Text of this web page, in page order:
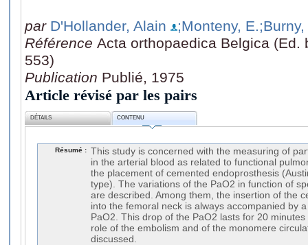
par D'Hollander, Alain ;Monteny, E.
Référence Acta orthopaedica Belgica (Ed.
553)
Publication Publié, 1975
Article révisé par les pairs
DÉTAILS CONTENU
Résumé : This study is concerned with the measuring of
in the arterial blood as related to functional
the placement of cemented endoprosthesis
type). The variations of the PaO2 in function of
are described. Among them, the insertion of the
into the femoral neck is always accompanied by
PaO2. This drop of the PaO2 lasts for 20
role of the embolism and of the monomere
discussed.